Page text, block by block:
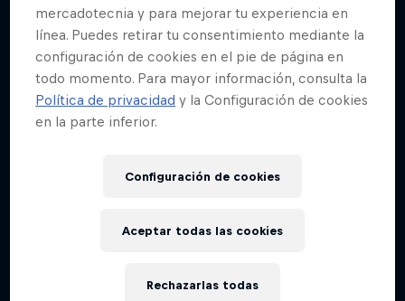
mercadotecnia y para mejorar tu experiencia en
línea. Puedes retirar tu consentimiento mediante la
configuración de cookies en el pie de página en
todo momento. Para mayor información, consulta la
Política de privacidad y la Configuración de cookies
en la parte inferior.
Configuración de cookies
Rechazarlas todas
Aceptar todas las cookies